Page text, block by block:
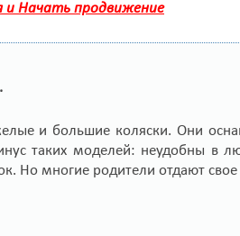
и Начать продвижение
и большие коляски. Они
таких моделей: неудобны в
Но многие родители отдают